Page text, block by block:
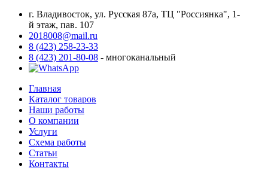
г. Владивосток, ул. Русская 87а, ТЦ "Россиянка", 1-
й этаж, пав. 107
2018008@mail.ru
8 (423) 258-23-33
8 (423) 201-80-08 - многоканальный
Главная
Каталог товаров
Наши работы
О компании
Услуги
Схема работы
Статьи
Контакты